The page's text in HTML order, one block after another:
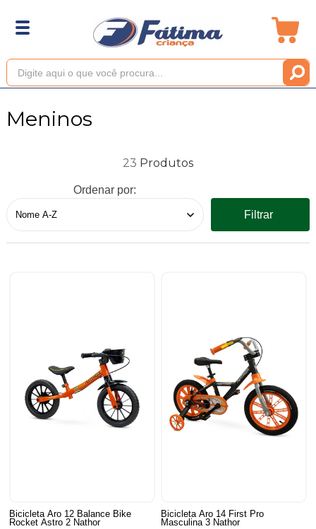
Meninos
23
Ordenar por:
Filtrar
Bicicleta Aro 12 Balance Bike
Rocket Astro 2 Nathor
Bicicleta Aro 14 First Pro
Masculina 3 Nathor